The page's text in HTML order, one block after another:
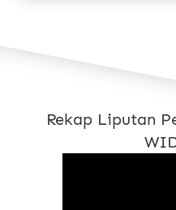
Rekap Liputan